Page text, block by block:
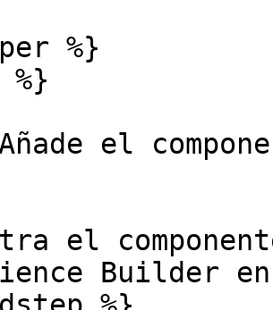
%}
el
el
Builder